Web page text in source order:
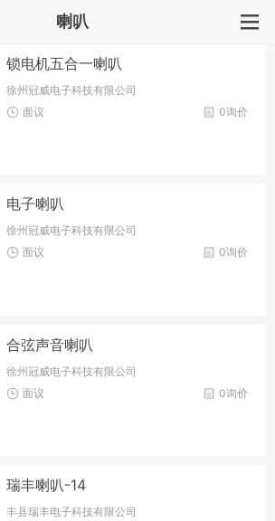
喇叭
锁电机五合一喇叭
徐州冠威电子科技有限公司
0询价
面议
电子喇叭
徐州冠威电子科技有限公司
0询价
面议
合弦声音喇叭
徐州冠威电子科技有限公司
0询价
面议
瑞丰喇叭-14
丰县瑞丰电子科技有限公司